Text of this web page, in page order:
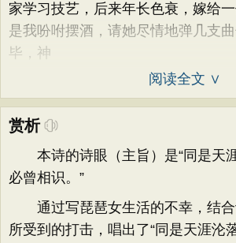
家学习技艺，后来年长色衰，嫁给
是我吩咐摆酒，请她尽情地弹几支
毕，神
阅读全文 ∨
赏析
本诗的诗眼（主旨）是“同是天
必曾相识。”
通过写琵琶女生活的不幸，结合
所受到的打击，唱出了“同是天涯沦